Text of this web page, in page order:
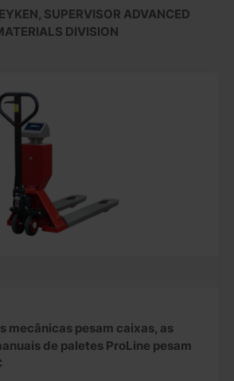
SUPERVISOR ADVANCED
DIVISION
mecânicas pesam caixas, as
de paletes ProLine pesam